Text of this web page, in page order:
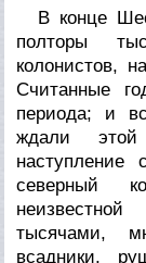
В конце
полторы
колонистов,
Считанные
периода; и
ждали этой
наступление
северный
тысячами,
всадники,